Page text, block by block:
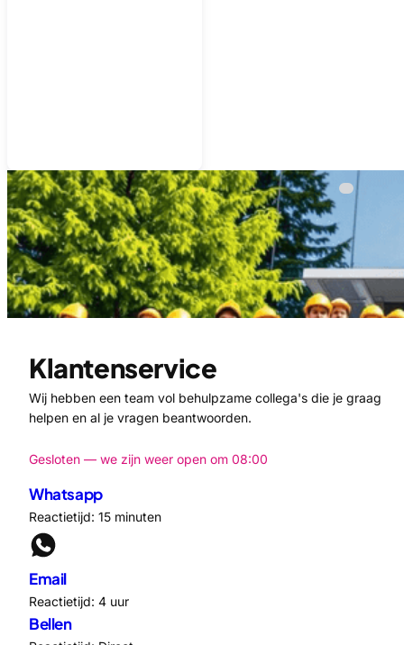
Klantenservice
Wij hebben een team vol behulpzame collega's die je graag
helpen en al je vragen beantwoorden.
Gesloten — we zijn weer open om 08:00
Whatsapp
Reactietijd: 15 minuten
Email
Reactietijd: 4 uur
Bellen